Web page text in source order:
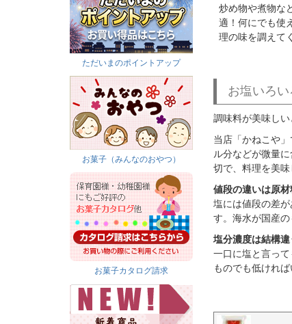
ただいまのポイントアップ
お菓子（みんなのおやつ）
お菓子カタログ請求
炒め物や煮物な
適！何にでも使
理の味を調えて
お塩いろ
調味料が美味しい
当店「かねこや
ル分などが微量
切で、料理を美味
値段の違いは原
塩には値段の差
す。海水が国産
塩分濃度は結構違
一口に塩と言っ
ものでも低けれ